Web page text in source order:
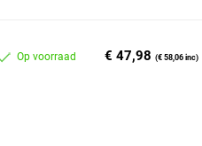
Op voorraad € 47,98(€ 58,06 inc)